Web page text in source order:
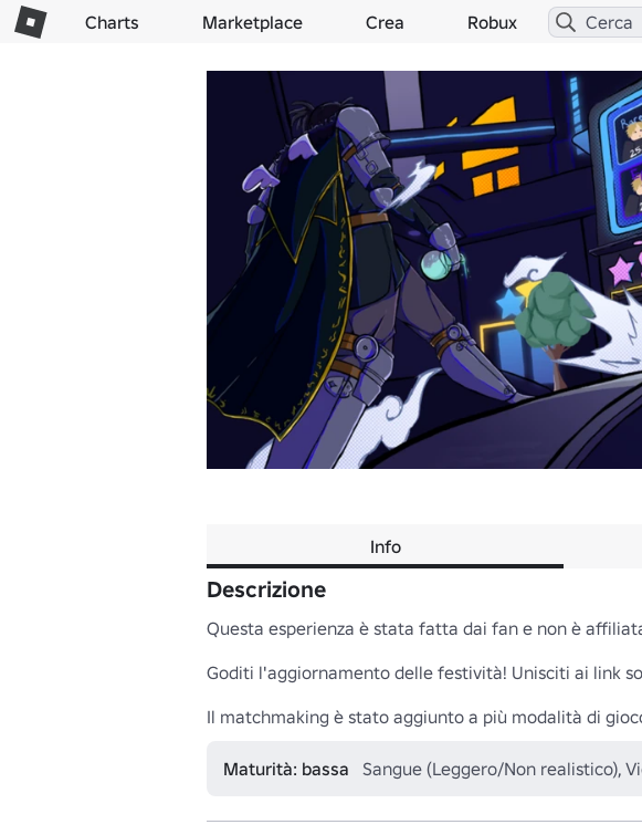
Charts Marketplace Crea Robux
Info
Descrizione
Questa esperienza è stata fatta dai fan e non è
Goditi l'aggiornamento delle festività! Unisciti ai link
Il matchmaking è stato aggiunto a più modalità di
Maturità: bassa Sangue (Leggero/Non realistico),